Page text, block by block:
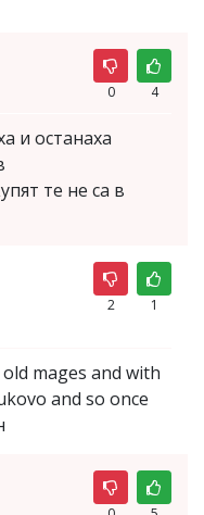
0 4
и останаха
те не са в
2 1
mages and with
and so onсе